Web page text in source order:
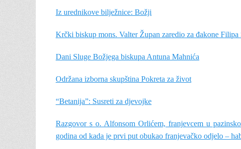
Iz urednikove bilježnice: Božji
Krčki biskup mons. Valter Župan zaredio za đakone
Dani Sluge Božjega biskupa Antuna Mahnića
Održana izborna skupština Pokreta za život
“Betanija”: Susreti za djevojke
Razgovor s o. Alfonsom Orlićem, franjevcem u
godina od kada je prvi put obukao franjevačko odjelo –